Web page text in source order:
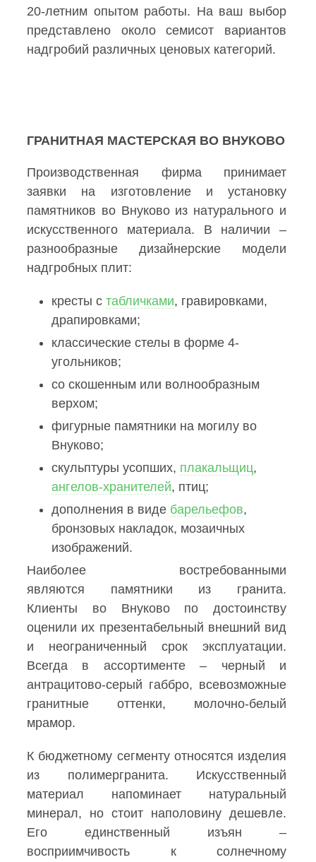
20-летним опытом работы. На ваш выбор
представлено около семисот вариантов
надгробий различных ценовых категорий.
ГРАНИТНАЯ МАСТЕРСКАЯ ВО ВНУКОВО
Производственная фирма принимает
заявки на изготовление и установку
памятников во Внуково из натурального и
искусственного материала. В наличии –
разнообразные дизайнерские модели
надгробных плит:
кресты с табличками, гравировками,
драпировками;
классические стелы в форме 4-
угольников;
со скошенным или волнообразным
верхом;
фигурные памятники на могилу во
Внуково;
скульптуры усопших, плакальщиц,
ангелов-хранителей, птиц;
дополнения в виде барельефов,
бронзовых накладок, мозаичных
изображений.
Наиболее востребованными
являются памятники из гранита.
Клиенты во Внуково по достоинству
оценили их презентабельный внешний вид
и неограниченный срок эксплуатации.
Всегда в ассортименте – черный и
антрацитово-серый габбро, всевозможные
гранитные оттенки, молочно-белый
мрамор.
К бюджетному сегменту относятся изделия
из полимергранита. Искусственный
материал напоминает натуральный
минерал, но стоит наполовину дешевле.
Его единственный изъян –
восприимчивость к солнечному